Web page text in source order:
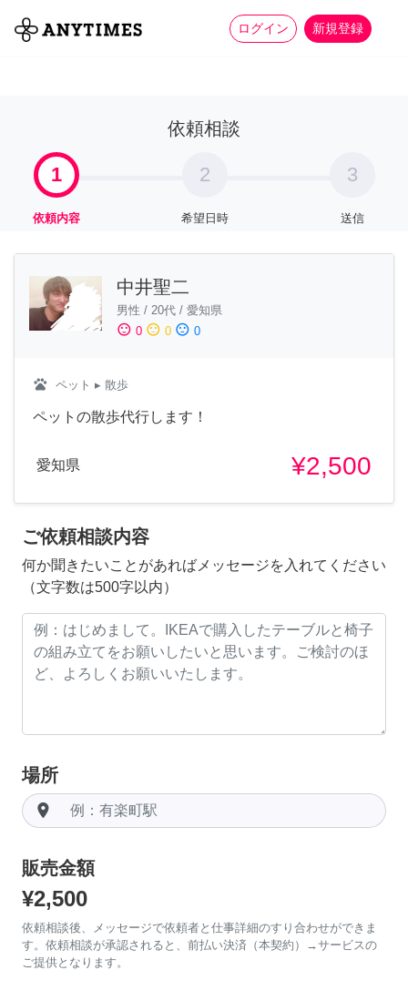
ログイン 新規登録
全て 家事 more_horiz
依頼相談
1
依頼内容
2
希望日時
3
送信
中井聖二
男性 / 20代 / 愛知県
sentiment_satisfied 0 sentiment_neutral 0 sentiment_dissatisfied 0
pets ペット ▸ 散歩
ペットの散歩代行します！
愛知県 ¥2,500
ご依頼相談内容
何か聞きたいことがあればメッセージを入れてください
（文字数は500字以内）
場所
room
販売金額
¥2,500
依頼相談後、メッセージで依頼者と仕事詳細のすり合わせができま
す。依頼相談が承認されると、前払い決済（本契約）→サービスの
ご提供となります。